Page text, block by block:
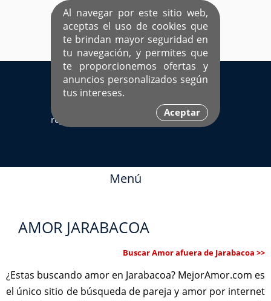
Al navegar por este sitio web,
aceptas el uso de cookies que
te brindan mayor seguridad en
tu navegación, y permites que
te proporcionemos ofertas y
anuncios personalizados según
tus intereses.
Aceptar
EL ÚNICO SITIO DEDICADO A SOLTEROS
HISPANOS COMO TÚ
Ingresa aquí
Sí ya estás
registrado
Menú
AMOR JARABACOA
Buscar Amor afuera de Jarabacoa >>
¿Estas buscando amor en Jarabacoa? MejorAmor.com es
el único sitio de búsqueda de pareja y amor por internet